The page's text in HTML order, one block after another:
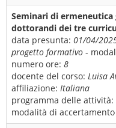
Seminari di
dottorandi dei tre
data presunta: 01/04/
progetto formativo -
numero ore: 8
docente del corso: Luisa
affiliazione: Italiana
programma delle attività:
modalità di